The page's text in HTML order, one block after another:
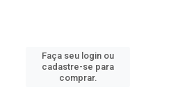
Faça seu login ou
cadastre-se para
comprar.